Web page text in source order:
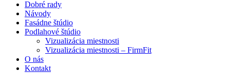
Dobré rady
Návody
Fasádne štúdio
Podlahové štúdio
Vizualizácia miestnosti
Vizualizácia miestnosti – FirmFit
O nás
Kontakt